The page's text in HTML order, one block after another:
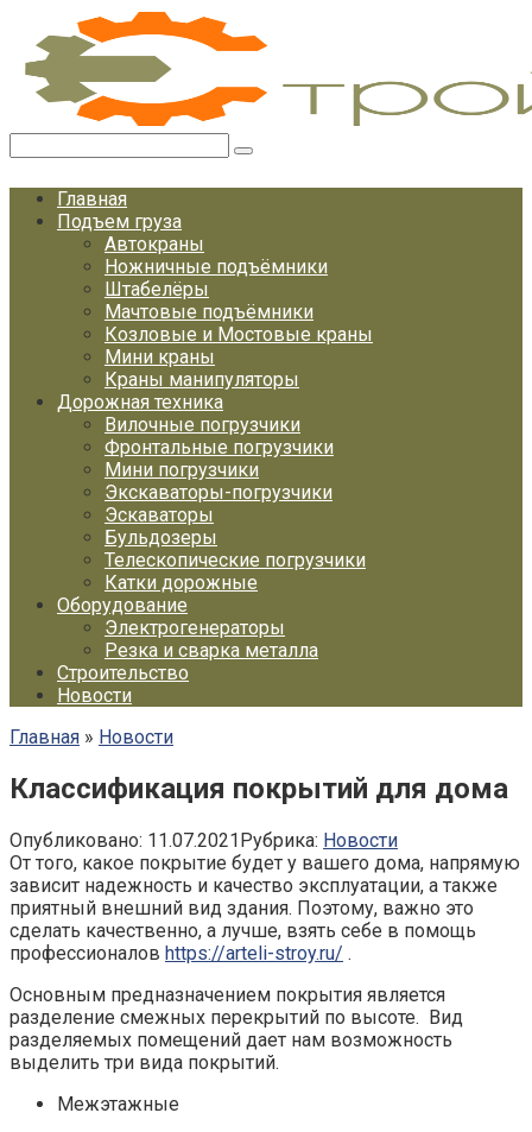
Перейти
контенту
Главная
Подъем груза
Автокраны
Ножничные подъёмники
Штабелёры
Мачтовые подъёмники
Козловые и Мостовые краны
Мини краны
Краны манипуляторы
Дорожная техника
Вилочные погрузчики
Фронтальные погрузчики
Мини погрузчики
Экскаваторы-погрузчики
Эскаваторы
Бульдозеры
Телескопические погрузчики
Катки дорожные
Оборудование
Электрогенераторы
Резка и сварка металла
Строительство
Новости
Главная » Новости
Классификация покрытий для дома
Опубликовано: 11.07.2021Рубрика: Новости
От того, какое покрытие будет у вашего дома, напрямую
зависит надежность и качество эксплуатации, а также
приятный внешний вид здания. Поэтому, важно это
сделать качественно, а лучше, взять себе в помощь
профессионалов https://arteli-stroy.ru/ .
Основным предназначением покрытия является
разделение смежных перекрытий по высоте. Вид
разделяемых помещений дает нам возможность
выделить три вида покрытий.
Межэтажные